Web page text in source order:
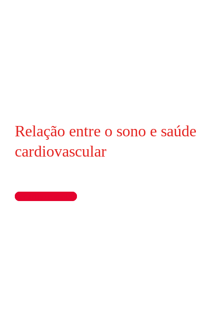
Relação entre o sono e saúde
cardiovascular
Ler artigo completo